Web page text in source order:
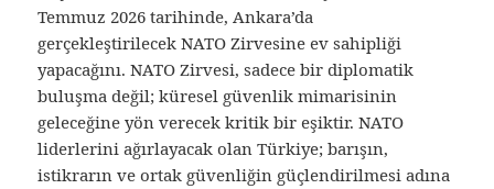
Temmuz 2026 tarihinde, Ankara’da
gerçekleştirilecek NATO Zirvesine ev sahipliği
yapacağını. NATO Zirvesi, sadece bir diplomatik
buluşma değil; küresel güvenlik mimarisinin
geleceğine yön verecek kritik bir eşiktir. NATO
liderlerini ağırlayacak olan Türkiye; barışın,
istikrarın ve ortak güvenliğin güçlendirilmesi adına